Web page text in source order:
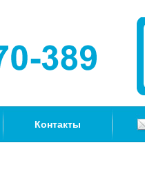
Контакты